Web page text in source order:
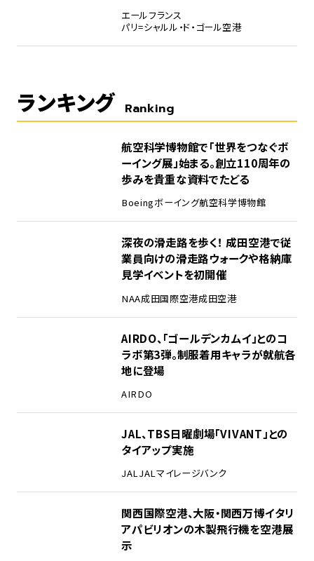
エールフランス
パリ=シャルル・ド・ゴール空港
ランキング Ranking
航空科学博物館で「世界をつなぐボ
ーイング展」始まる。創立110周年の
歩みを貴重な資料でたどる
Boeingボーイング航空科学博物館
深夜の滑走路を歩く！ 成田空港で従
業員向けの滑走路ウォークや格納庫
見学イベントを初開催
NAA成田国際空港成田空港
AIRDO、「ゴールデンカムイ」とのコ
ラボ第3弾。制服着用キャラが就航各
地に登場
AIRDO
JAL、TBS日曜劇場「VIVANT」との
タイアップ実施
JALJALマイレージバンク
関西国際空港、大阪・関西万博イタリ
アパビリオンの木製飛行機を空港展
示